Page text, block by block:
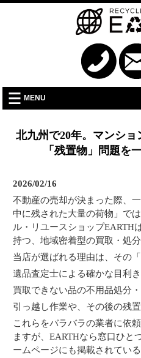
MENU
北九州で20年。マンション・一軒家の売却に伴う
「残置物」問題を
2026/02/16
不動産の売却が決まった際、
中に残された大量の荷物」で
ル・リユースショップEARTH
持つ、地域密着型の買取・処分
当店が選ばれる理由は、その
遺品査定士による確かな目利
買取できない品の不用品処分
引っ越し作業や、その後の残
これらをバラバラの業者に依
ますが、EARTHなら窓口ひと
ームページにも掲載されてい